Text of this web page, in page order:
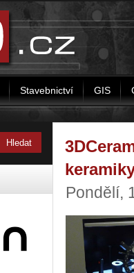
Stavebnictví GIS
Pondělí,